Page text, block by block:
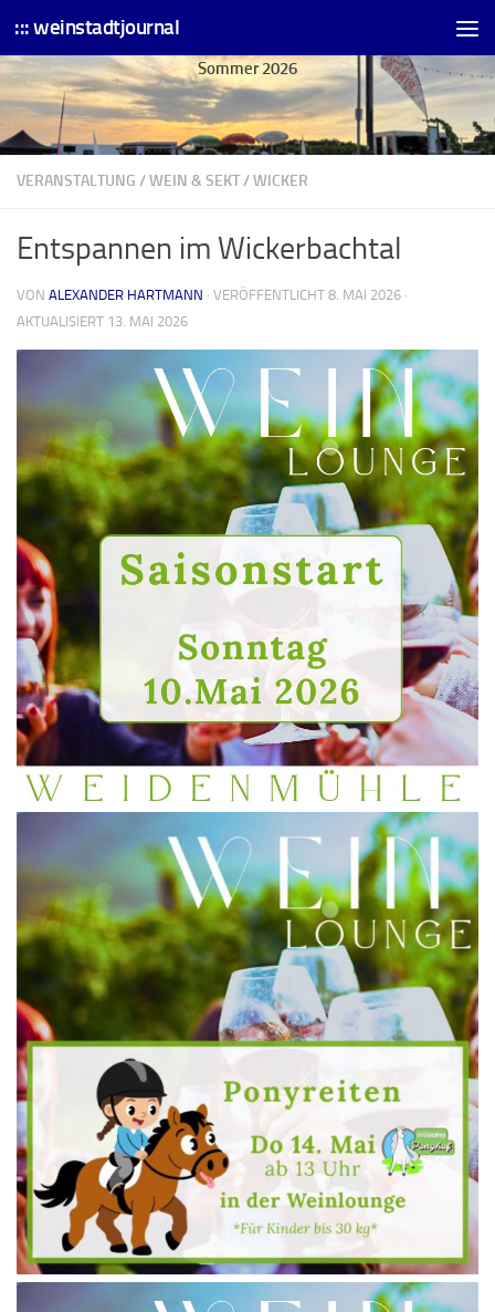
Skip to content
::: weinstadtjournal
Sommer 2026
VERANSTALTUNG /WEIN & SEKT/WICKER
Entspannen im Wickerbachtal
VON ALEXANDER HARTMANN · VERÖFFENTLICHT 8. MAI 2026 ·
AKTUALISIERT 13. MAI 2026